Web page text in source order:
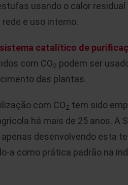
usando o calor
e uso interno.
sistema catalítico de
com CO2 podem ser
das plantas.
com CO2 tem sido
há mais de 25 anos. A
apenas desenvolvendo esta
a como prática padrão na